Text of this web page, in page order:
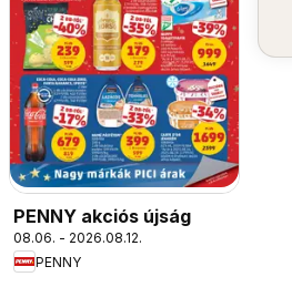
PENNY akciós újság
08.06. - 2026.08.12.
PENNY